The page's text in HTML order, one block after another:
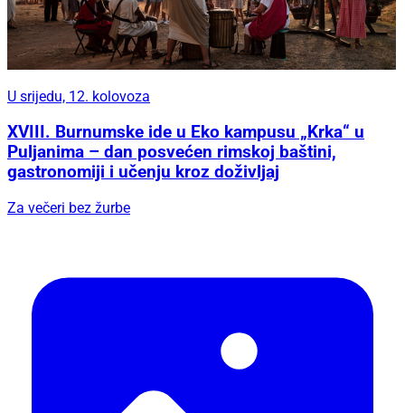
U srijedu, 12. kolovoza
XVIII. Burnumske ide u Eko kampusu „Krka“ u
Puljanima – dan posvećen rimskoj baštini,
gastronomiji i učenju kroz doživljaj
Za večeri bez žurbe